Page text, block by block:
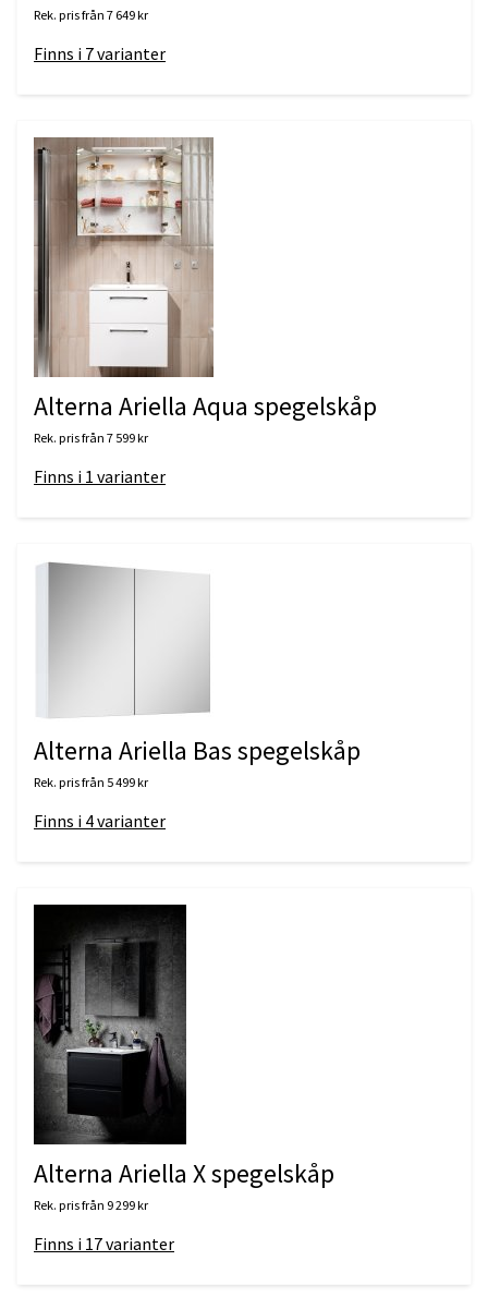
Rek. pris från 7 649 kr
Finns i 7varianter
Alterna Ariella Aqua spegelskåp
Rek. pris från 7 599 kr
Finns i 1 varianter
Alterna Ariella Bas spegelskåp
Rek. pris från 5 499 kr
Finns i 4varianter
Alterna Ariella X spegelskåp
Rek. pris från 9 299 kr
Finns i 17varianter